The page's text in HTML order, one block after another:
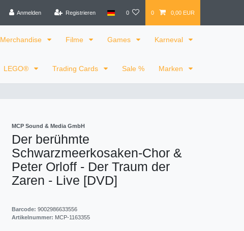
Anmelden Registrieren 0 0 0,00 EUR
Merchandise Filme Games Karneval
LEGO® Trading Cards Sale % Marken
MCP Sound & Media GmbH
Der berühmte
Schwarzmeerkosaken-Chor &
Peter Orloff - Der Traum der
Zaren - Live [DVD]
Barcode: 9002986633556
Artikelnummer: MCP-1163355